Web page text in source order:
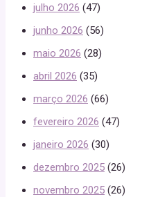
julho 2026 (47)
junho 2026 (56)
maio 2026 (28)
abril 2026 (35)
março 2026 (66)
fevereiro 2026 (47)
janeiro 2026 (30)
dezembro 2025 (26)
novembro 2025 (26)